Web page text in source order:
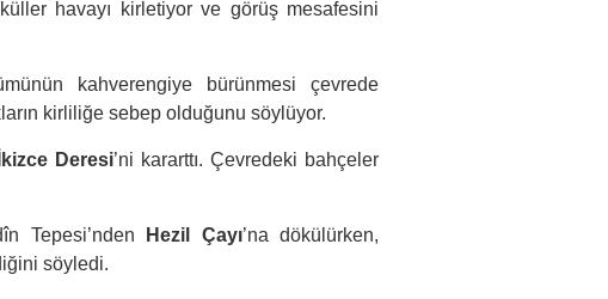
havayı kirletiyor ve görüş mesafesini
kahverengiye bürünmesi çevrede
kirliliğe sebep olduğunu söylüyor.
İkizce Deresi’ni kararttı. Çevredeki bahçeler
Tepesi’nden Hezil Çayı’na dökülürken,
söyledi.